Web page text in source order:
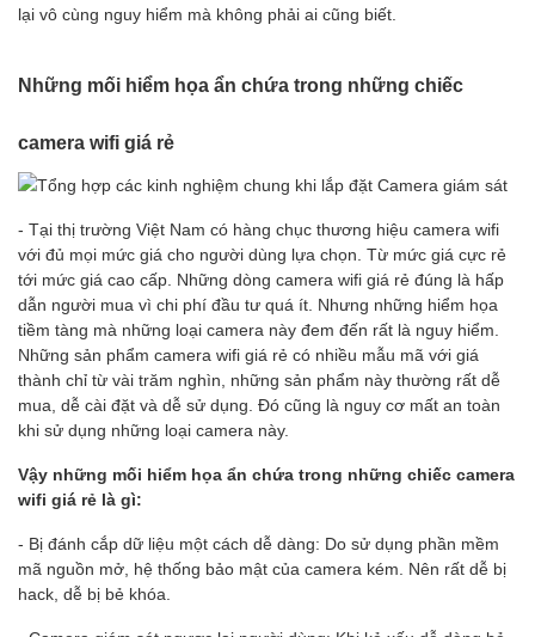
lại vô cùng nguy hiểm mà không phải ai cũng biết.
Những mối hiểm họa ẩn chứa trong những chiếc
camera wifi giá rẻ
- Tại thị trường Việt Nam có hàng chục thương hiệu camera wifi
với đủ mọi mức giá cho người dùng lựa chọn. Từ mức giá cực rẻ
tới mức giá cao cấp. Những dòng camera wifi giá rẻ đúng là hấp
dẫn người mua vì chi phí đầu tư quá ít. Nhưng những hiểm họa
tiềm tàng mà những loại camera này đem đến rất là nguy hiểm.
Những sản phẩm camera wifi giá rẻ có nhiều mẫu mã với giá
thành chỉ từ vài trăm nghìn, những sản phẩm này thường rất dễ
mua, dễ cài đặt và dễ sử dụng. Đó cũng là nguy cơ mất an toàn
khi sử dụng những loại camera này.
Vậy những mối hiểm họa ẩn chứa trong những chiếc camera
wifi giá rẻ là gì:
- Bị đánh cắp dữ liệu một cách dễ dàng: Do sử dụng phần mềm
mã nguồn mở, hệ thống bảo mật của camera kém. Nên rất dễ bị
hack, dễ bị bẻ khóa.